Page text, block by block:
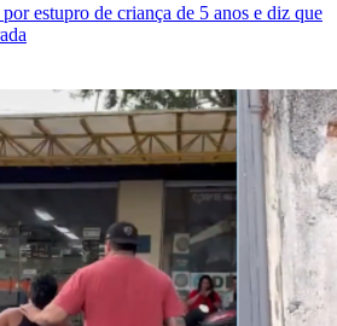
estupro de criança de 5 anos e diz que